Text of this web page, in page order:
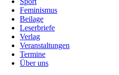
Feminismus
Beilage
Leserbriefe
Verlag
Veranstaltungen
Termine
Über uns